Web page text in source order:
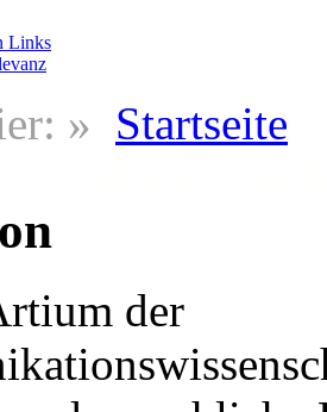
Links
» Startseite
der